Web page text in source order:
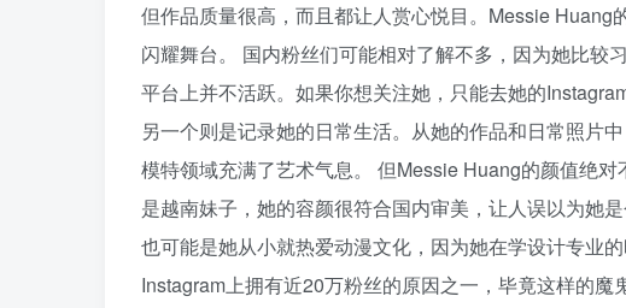
但作品质量很高，而且都让人赏心悦目。Messie
闪耀舞台。 国内粉丝们可能相对了解不多，因为她比较
平台上并不活跃。如果你想关注她，只能去她的
另一个则是记录她的日常生活。从她的作品和日常照片
模特领域充满了艺术气息。 但Messie Huang的颜值绝
是越南妹子，她的容颜很符合国内审美，让人误以为她
也可能是她从小就热爱动漫文化，因为她在学设计专业
Instagram上拥有近20万粉丝的原因之一，毕竟这样的